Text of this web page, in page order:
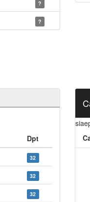
?
?
Dpt
32
32
32